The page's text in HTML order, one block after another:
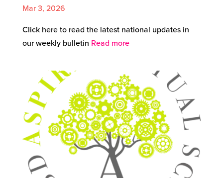
Mar 3, 2026
Click here to read the latest national updates in
our weekly bulletin Read more